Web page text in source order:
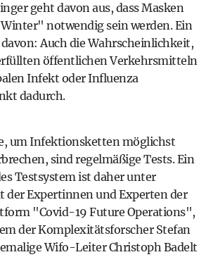
geht davon aus, dass Masken
notwendig sein werden. Ein
Auch die Wahrscheinlichkeit,
öffentlichen Verkehrsmitteln
Infekt oder Influenza
dadurch.
um Infektionsketten möglichst
sind regelmäßige Tests. Ein
Testsystem ist daher unter
der Expertinnen und Experten der
"Covid-19 Future Operations",
der Komplexitätsforscher Stefan
Wifo-Leiter Christoph Badelt